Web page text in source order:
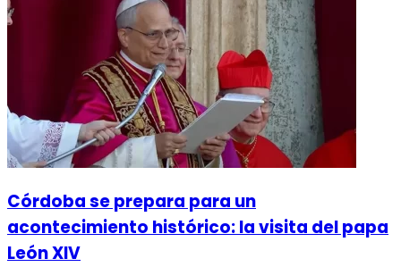
Córdoba se prepara para un
acontecimiento histórico: la visita del papa
León XIV